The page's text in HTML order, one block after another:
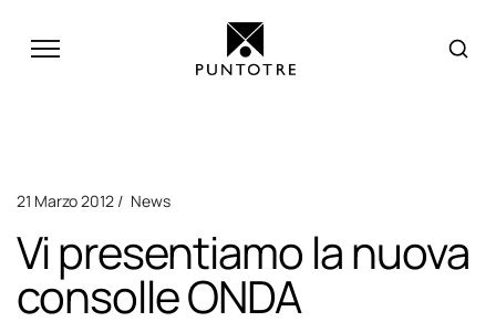
21 Marzo 2012 News
Vi presentiamo la nuova
consolle ONDA